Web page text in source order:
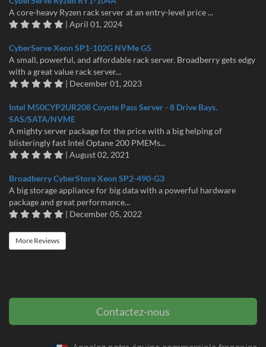
A core-heavy Ryzen rack server at an entry-level price ...
| April 01, 2024
CyberServe Xeon SP1-102G NVMe G5
A small, powerful, and affordable rack server. Broadberry gets edgy
with a great value rack server...
| December 01, 2023
Intel M50CYP2UR208 Coyote Pass Server - 8 Drive Bays.
SAS/SATA/NVME
A mighty server package for the price with a big helping of
blisteringly fast Intel Optane 200 PMEMs...
| August 02, 2021
Broadberry CyberStore Xeon SP2-490-G3
A big storage appliance for big data with a powerful hardware
package and great performance...
| December 05, 2022
More Reviews
Contactez-nous